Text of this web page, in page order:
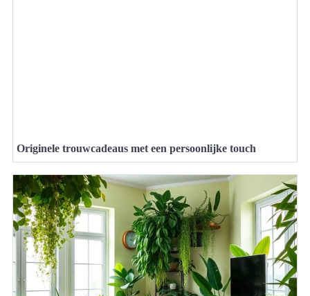
Originele trouwcadeaus met een persoonlijke touch